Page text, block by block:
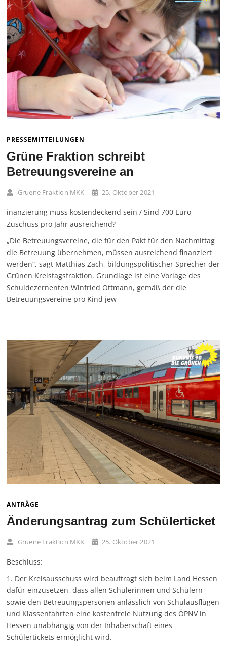
PRESSEMITTEILUNGEN
Grüne Fraktion schreibt
Betreuungsvereine an
Gruene Fraktion MKK 25. Oktober 2021
inanzierung muss kostendeckend sein / Sind 700 Euro
Zuschuss pro Jahr ausreichend?
„Die Betreuungsvereine, die für den Pakt für den Nachmittag
die Betreuung übernehmen, müssen ausreichend finanziert
werden“, sagt Matthias Zach, bildungspolitischer Sprecher der
Grünen Kreistagsfraktion. Grundlage ist eine Vorlage des
Schuldezernenten Winfried Ottmann, gemäß der die
Betreuungsvereine pro Kind jew
ANTRÄGE
Änderungsantrag zum Schülerticket
Gruene Fraktion MKK 25. Oktober 2021
Beschluss:
1. Der Kreisausschuss wird beauftragt sich beim Land Hessen
dafür einzusetzen, dass allen Schülerinnen und Schülern
sowie den Betreuungspersonen anlässlich von Schulausflügen
und Klassenfahrten eine kostenfreie Nutzung des ÖPNV in
Hessen unabhängig von der Inhaberschaft eines
Schülertickets ermöglicht wird.